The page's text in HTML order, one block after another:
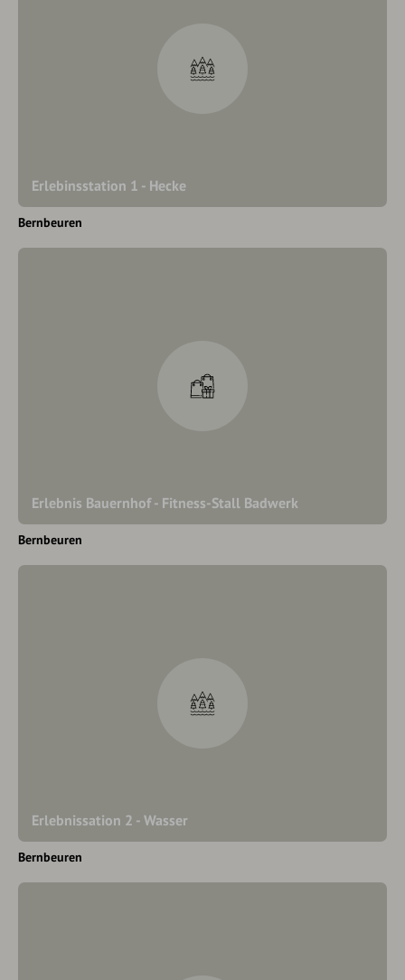
Erlebinsstation 1 - Hecke
Bernbeuren
Erlebnis Bauernhof - Fitness-Stall Badwerk
Bernbeuren
Erlebnissation 2 - Wasser
Bernbeuren